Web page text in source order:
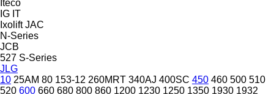
Iteco
IG IT
Ixolift JAC
N-Series
JCB
527 S-Series
JLG
10 25AM 80 153-12 260MRT 340AJ 400SC 450 460 500 510
520 600 660 680 800 860 1200 1230 1250 1350 1930 1932